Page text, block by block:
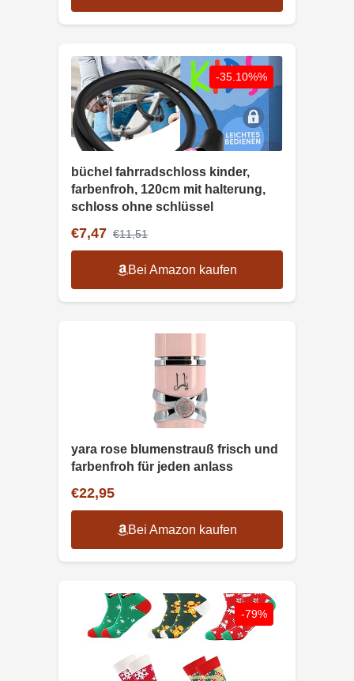
-35.10%%
büchel fahrradschloss kinder,
farbenfroh, 120cm mit halterung,
schloss ohne schlüssel
€7,47 €11,51
Bei Amazon kaufen
yara rose blumenstrauß frisch und
farbenfroh für jeden anlass
€22,95
Bei Amazon kaufen
-79%